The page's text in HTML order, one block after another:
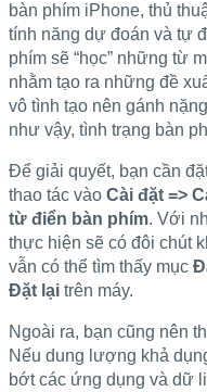
bàn phím iPhone, thủ
tính năng dự đoán và tự
phím sẽ “học” những từ
nhằm tạo ra những đề
vô tình tạo nên gánh
như vậy, tình trạng bàn
Để giải quyết, bạn cần
thao tác vào Cài đặt =>
từ điển bàn phím. Với
thực hiện sẽ có đôi chút
vẫn có thể tìm thấy mục
Đặt lại trên máy.
Ngoài ra, bạn cũng nên
Nếu dung lượng khả
bớt các ứng dụng và dữ